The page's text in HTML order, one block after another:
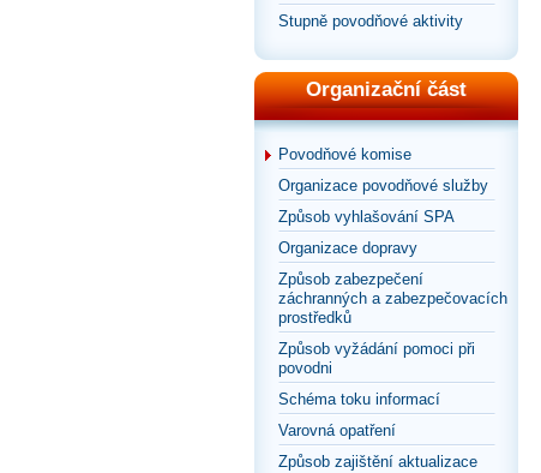
Stupně povodňové aktivity
Organizační část
Povodňové komise
Organizace povodňové služby
Způsob vyhlašování SPA
Organizace dopravy
Způsob zabezpečení
záchranných a zabezpečovacích
prostředků
Způsob vyžádání pomoci při
povodni
Schéma toku informací
Varovná opatření
Způsob zajištění aktualizace